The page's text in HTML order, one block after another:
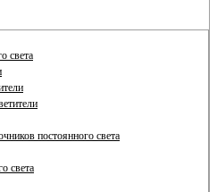
света
постоянного света
света